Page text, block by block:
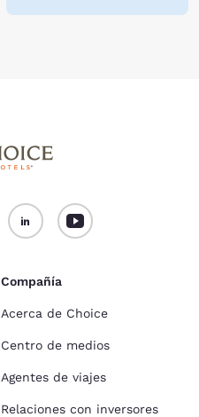
Compañía
Acerca de Choice
Centro de medios
Agentes de viajes
Relaciones con inversores